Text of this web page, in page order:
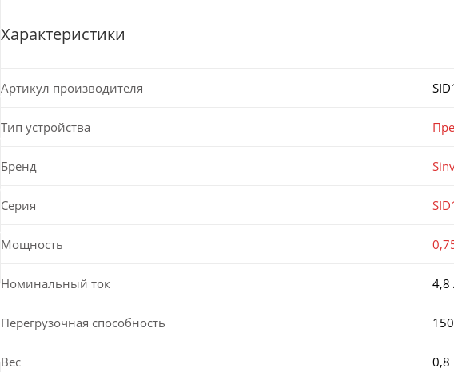
Характеристики
Артикул производителя
Тип устройства
Бренд
Серия
Мощность
Номинальный ток 4,8
Перегрузочная способность
Вес 0,8